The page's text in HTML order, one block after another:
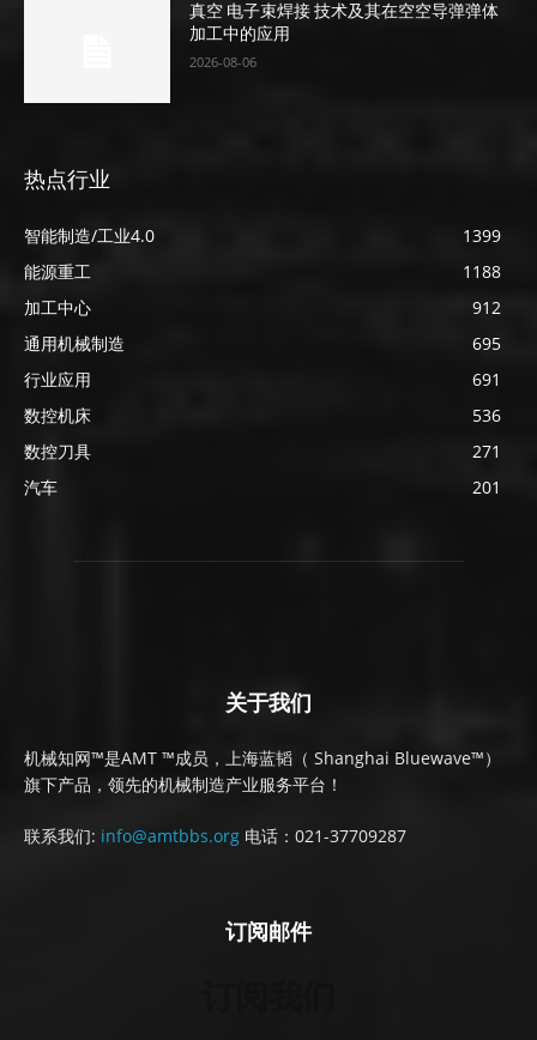
真空 电子束焊接 技术及其在空空导弹弹体
加工中的应用
2026-08-06
热点行业
智能制造/工业4.0
1399
能源重工
1188
加工中心
912
通用机械制造
695
行业应用
691
数控机床
536
数控刀具
271
汽车
201
关于我们
机械知网™是AMT ™成员，上海蓝韬（ Shanghai Bluewave™）
旗下产品，领先的机械制造产业服务平台！
联系我们: info@amtbbs.org 电话：021-37709287
订阅邮件